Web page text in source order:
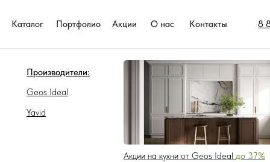
8
Каталог О нас
Акции
Портфолио Контакты
Yavid
Geos Ideal
Акции на кухни от Geos Ideal до 37%
Производители: